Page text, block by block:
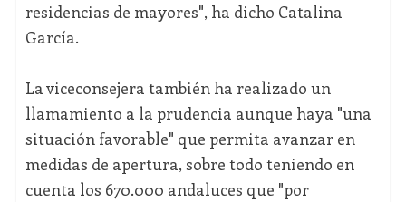
residencias de mayores", ha dicho Catalina
García.
La viceconsejera también ha realizado un
llamamiento a la prudencia aunque haya "una
situación favorable" que permita avanzar en
medidas de apertura, sobre todo teniendo en
cuenta los 670.000 andaluces que "por